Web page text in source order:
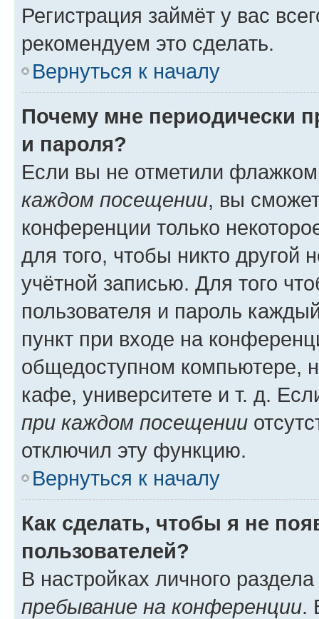
Регистрация займёт у вас
рекомендуем это сделать.
Вернуться к началу
Почему мне периодически
и пароля?
Если вы не отметили
каждом посещении, вы
конференции только
для того, чтобы никто другой
учётной записью. Для того
пользователя и пароль
пункт при входе на
общедоступном компьютере,
кафе, университете и т. д.
при каждом посещении
отключил эту функцию.
Вернуться к началу
Как сделать, чтобы я не
пользователей?
В настройках личного
пребывание на конференции.